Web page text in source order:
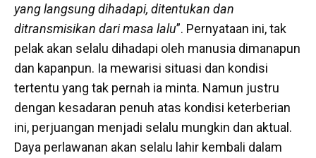
yang langsung dihadapi, ditentukan dan
ditransmisikan dari masa lalu”. Pernyataan ini, tak
pelak akan selalu dihadapi oleh manusia dimanapun
dan kapanpun. Ia mewarisi situasi dan kondisi
tertentu yang tak pernah ia minta. Namun justru
dengan kesadaran penuh atas kondisi keterberian
ini, perjuangan menjadi selalu mungkin dan aktual.
Daya perlawanan akan selalu lahir kembali dalam